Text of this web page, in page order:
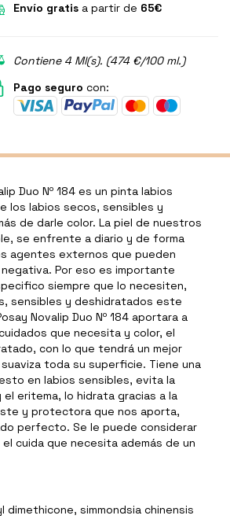
Envío gratisa partir de 65€
Contiene 4 Ml(s). (474 €/100 ml.)
Pago seguro con:
Duo Nº 184 es un pinta labios
los labios secos, sensibles y
de darle color. La piel de nuestros
se enfrente a diario y de forma
agentes externos que pueden
Por eso es importante
siempre que lo necesiten,
sensibles y deshidratados este
Novalip Duo Nº 184 aportara a
que necesita y color, el
con lo que tendrá un mejor
toda su superficie. Tiene una
en labios sensibles, evita la
eritema, lo hidrata gracias a la
y protectora que nos aporta,
perfecto. Se le puede considerar
cuida que necesita además de un
dimethicone, simmondsia chinensis